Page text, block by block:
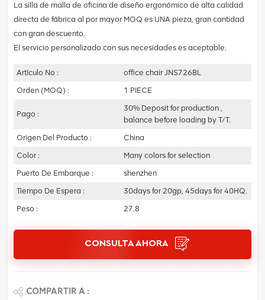
La silla de malla de oficina de diseño ergonómico de alta calidad
directa de fábrica al por mayor MOQ es UNA pieza, gran cantidad
con gran descuento.
El servicio personalizado con sus necesidades es aceptable.
Artículo No :
office chair JNS726BL
Orden (MOQ) :
1 PIECE
Pago :
30% Deposit for production ,
balance before loading by T/T.
Origen Del Producto :
China
Color :
Many colors for selection
Puerto De Embarque :
shenzhen
Tiempo De Espera :
30days for 20gp, 45days for 40HQ.
Peso :
27.8
CONSULTA AHORA
COMPARTIR A :